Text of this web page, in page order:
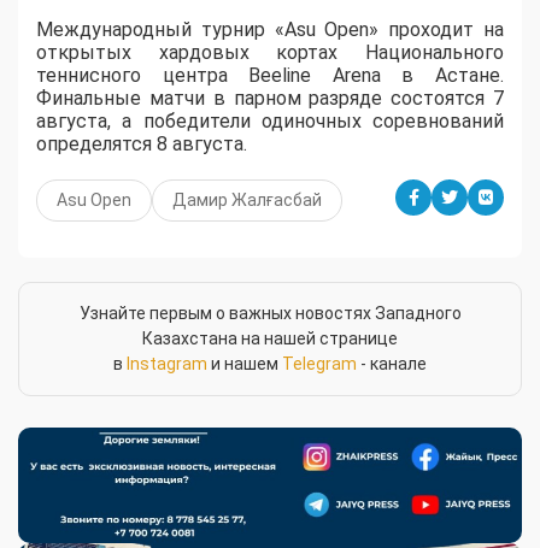
Международный турнир «Asu Open» проходит на
открытых хардовых кортах Национального
теннисного центра Beeline Arena в Астане.
Финальные матчи в парном разряде состоятся 7
августа, а победители одиночных соревнований
определятся 8 августа.
Asu Open Дамир Жалғасбай
Узнайте первым о важных новостях Западного
Казахстана на нашей странице
в Instagram и нашем Telegram - канале